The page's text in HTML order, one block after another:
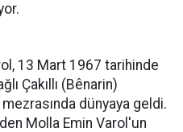
13 Mart 1967 tarihinde
Çakıllı (Bênarin)
dünyaya geldi.
Molla Emin Varol'un